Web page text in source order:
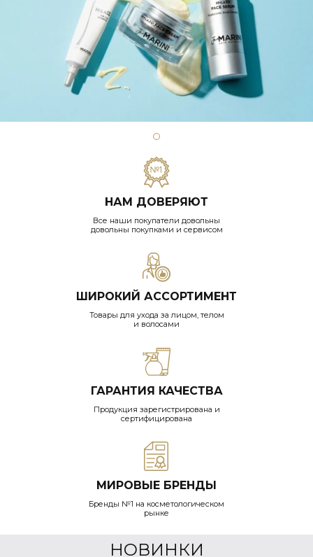
НАМ ДОВЕРЯЮТ
Все наши покупатели довольны
довольны покупками и сервисом
ШИРОКИЙ АССОРТИМЕНТ
Товары для ухода за лицом, телом
и волосами
ГАРАНТИЯ КАЧЕСТВА
Продукция зарегистрирована и
сертифицирована
МИРОВЫЕ БРЕНДЫ
Бренды №1 на косметологическом
рынке
НОВИНКИ